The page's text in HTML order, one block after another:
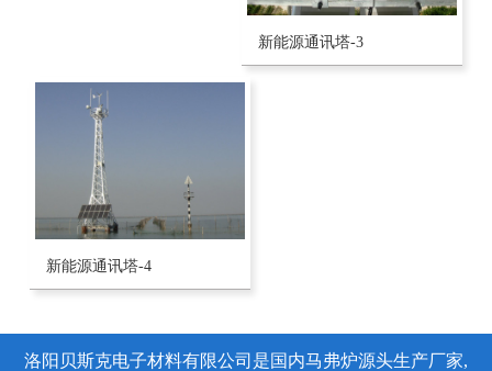
新能源通讯塔-3
新能源通讯塔-4
洛阳贝斯克电子材料有限公司是国内马弗炉源头生产厂家,